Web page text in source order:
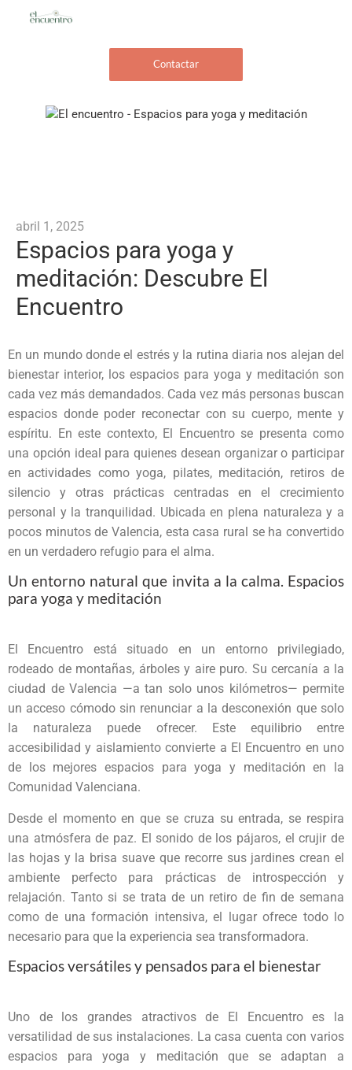
Contactar
abril 1, 2025
Espacios para yoga y
meditación: Descubre El
Encuentro
En un mundo donde el estrés y la rutina diaria nos alejan del
bienestar interior, los espacios para yoga y meditación son
cada vez más demandados. Cada vez más personas buscan
espacios donde poder reconectar con su cuerpo, mente y
espíritu. En este contexto, El Encuentro se presenta como
una opción ideal para quienes desean organizar o participar
en actividades como yoga, pilates, meditación, retiros de
silencio y otras prácticas centradas en el crecimiento
personal y la tranquilidad. Ubicada en plena naturaleza y a
pocos minutos de Valencia, esta casa rural se ha convertido
en un verdadero refugio para el alma.
Un entorno natural que invita a la calma. Espacios
para yoga y meditación
El Encuentro está situado en un entorno privilegiado,
rodeado de montañas, árboles y aire puro. Su cercanía a la
ciudad de Valencia —a tan solo unos kilómetros— permite
un acceso cómodo sin renunciar a la desconexión que solo
la naturaleza puede ofrecer. Este equilibrio entre
accesibilidad y aislamiento convierte a El Encuentro en uno
de los mejores espacios para yoga y meditación en la
Comunidad Valenciana.
Desde el momento en que se cruza su entrada, se respira
una atmósfera de paz. El sonido de los pájaros, el crujir de
las hojas y la brisa suave que recorre sus jardines crean el
ambiente perfecto para prácticas de introspección y
relajación. Tanto si se trata de un retiro de fin de semana
como de una formación intensiva, el lugar ofrece todo lo
necesario para que la experiencia sea transformadora.
Espacios versátiles y pensados para el bienestar
Uno de los grandes atractivos de El Encuentro es la
versatilidad de sus instalaciones. La casa cuenta con varios
espacios para yoga y meditación que se adaptan a